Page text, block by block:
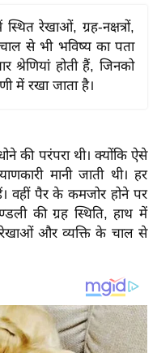
रेखाओं, ग्रह-नक्षत्रों,
से भी भविष्य का पता
श्रेणियां होती हैं, जिनको
में रखा जाता है।
की परंपरा थी। क्योंकि ऐसे
मानी जाती थी। हर
वहीं पैर के कमजोर होने पर
की ग्रह स्थिति, हाथ में
रेखाओं और व्यक्ति के चाल से